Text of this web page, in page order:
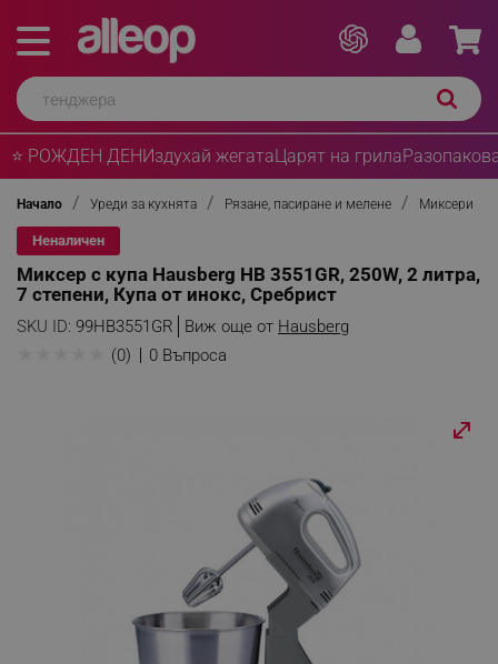
⭐ РОЖДЕН ДЕНИздухай жегатаЦарят на грила
Начало Уреди за кухнята Рязане, пасиране и мелене Миксери
Неналичен
Миксер с купа Hausberg HB 3551GR, 250W, 2 литра,
7 степени, Купа от инокс, Сребрист
SKU ID: 99HB3551GR Виж още от Hausberg
(0) 0 Въпроса